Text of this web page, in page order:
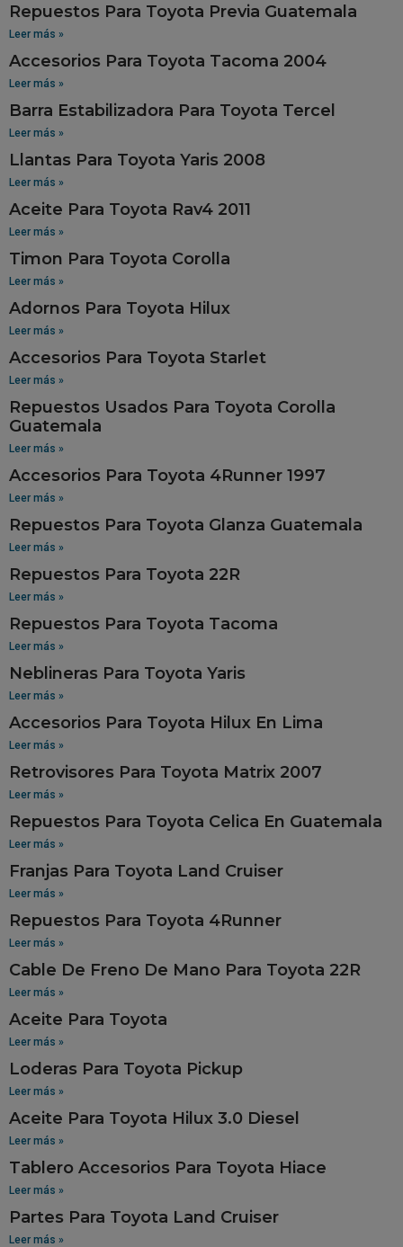
Repuestos Para Toyota Previa Guatemala
Leer más »
Accesorios Para Toyota Tacoma 2004
Leer más »
Barra Estabilizadora Para Toyota Tercel
Leer más »
Llantas Para Toyota Yaris 2008
Leer más »
Aceite Para Toyota Rav4 2011
Leer más »
Timon Para Toyota Corolla
Leer más »
Adornos Para Toyota Hilux
Leer más »
Accesorios Para Toyota Starlet
Leer más »
Repuestos Usados Para Toyota Corolla
Guatemala
Leer más »
Accesorios Para Toyota 4Runner 1997
Leer más »
Repuestos Para Toyota Glanza Guatemala
Leer más »
Repuestos Para Toyota 22R
Leer más »
Repuestos Para Toyota Tacoma
Leer más »
Neblineras Para Toyota Yaris
Leer más »
Accesorios Para Toyota Hilux En Lima
Leer más »
Retrovisores Para Toyota Matrix 2007
Leer más »
Repuestos Para Toyota Celica En Guatemala
Leer más »
Franjas Para Toyota Land Cruiser
Leer más »
Repuestos Para Toyota 4Runner
Leer más »
Cable De Freno De Mano Para Toyota 22R
Leer más »
Aceite Para Toyota
Leer más »
Loderas Para Toyota Pickup
Leer más »
Aceite Para Toyota Hilux 3.0 Diesel
Leer más »
Tablero Accesorios Para Toyota Hiace
Leer más »
Partes Para Toyota Land Cruiser
Leer más »